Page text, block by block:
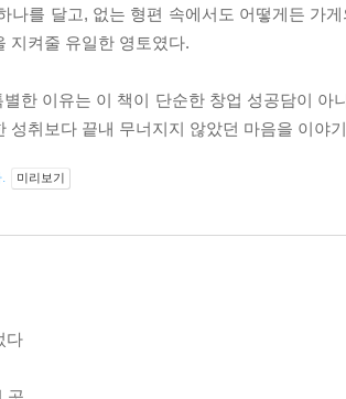
나를 달고, 없는 형편 속에서도 어떻게든 가
지켜줄 유일한 영토였다.
한 이유는 이 책이 단순한 창업 성공담이 아
성취보다 끝내 무너지지 않았던 마음을 이야
미리보기
다